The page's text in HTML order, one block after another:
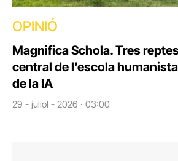
OPINIÓ
Magnifica Schola. Tres
central de l’escola
de la IA
29 - juliol - 2026 · 03:00